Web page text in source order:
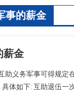
事的薪金
薪金
助义务军事可得规定
体如下: 互助退伍一